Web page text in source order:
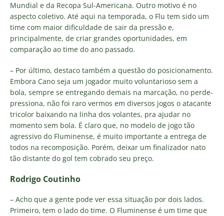
Mundial e da Recopa Sul-Americana. Outro motivo é no
aspecto coletivo. Até aqui na temporada, o Flu tem sido um
time com maior dificuldade de sair da pressão e,
principalmente, de criar grandes oportunidades, em
comparação ao time do ano passado.
– Por último, destaco também a questão do posicionamento.
Embora Cano seja um jogador muito voluntarioso sem a
bola, sempre se entregando demais na marcação, no perde-
pressiona, não foi raro vermos em diversos jogos o atacante
tricolor baixando na linha dos volantes, pra ajudar no
momento sem bola. É claro que, no modelo de jogo tão
agressivo do Fluminense, é muito importante a entrega de
todos na recomposição. Porém, deixar um finalizador nato
tão distante do gol tem cobrado seu preço.
Rodrigo Coutinho
– Acho que a gente pode ver essa situação por dois lados.
Primeiro, tem o lado do time. O Fluminense é um time que